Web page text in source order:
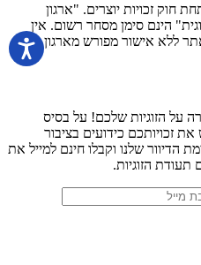
חוק זכויות יוצרים. "ארגון
הינם סימן מסחר רשום. אין
ללא אישור מפורש מארגון
על הזוגיות שלכם! על בסיס
זכויותכם כידועים בציבור
הדיוור שלנו וקבלו חינם למייל את
הזוגיות.